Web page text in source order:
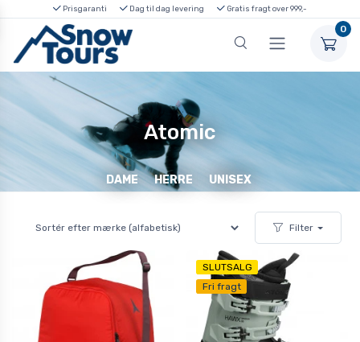
Prisgaranti Dag til dag levering Gratis fragt over 999,-
0
Atomic
DAME HERRE UNISEX
Filter
SLUTSALG
Fri fragt